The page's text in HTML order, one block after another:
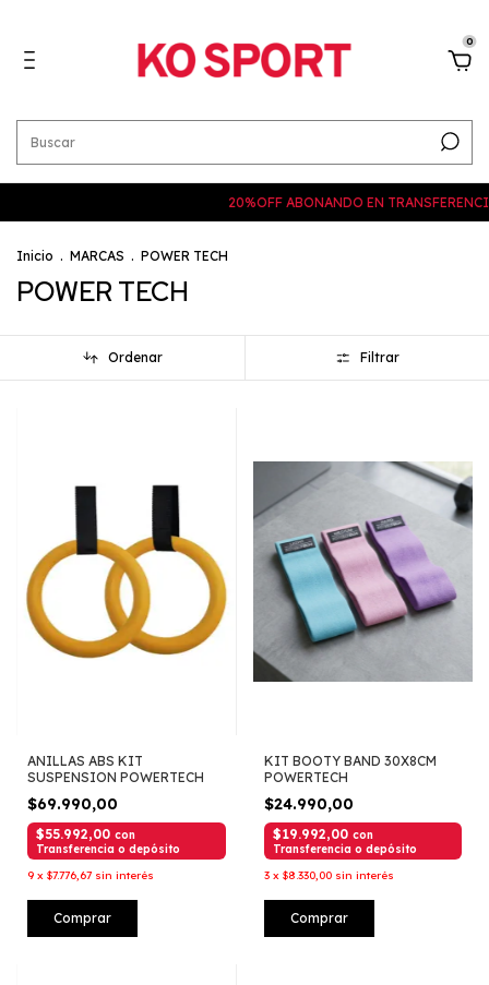
0
20%OFF ABONANDO EN TRANSFERENCIA
Inicio . MARCAS . POWER TECH
POWER TECH
Ordenar Filtrar
ANILLAS ABS KIT
SUSPENSION POWERTECH
$69.990,00
$55.992,00 con
Transferencia o depósito
9 x $7.776,67 sin interés
Comprar
KIT BOOTY BAND 30X8CM
POWERTECH
$24.990,00
$19.992,00 con
Transferencia o depósito
3 x $8.330,00 sin interés
Comprar